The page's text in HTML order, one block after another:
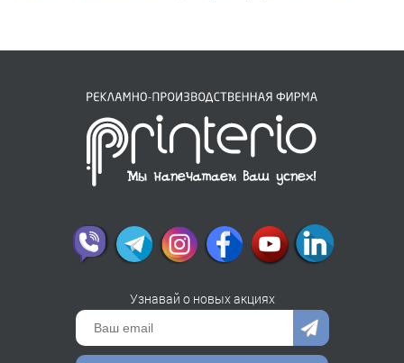
Узнавай о новых акциях